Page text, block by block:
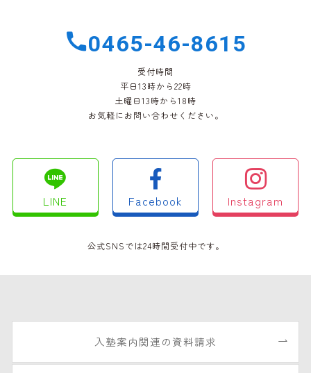
0465-46-8615
受付時間
平日13時から22時
土曜日13時から18時
お気軽にお問い合わせください。
LINE Facebook Instagram
公式SNSでは24時間受付中です。
入塾案内関連の資料請求